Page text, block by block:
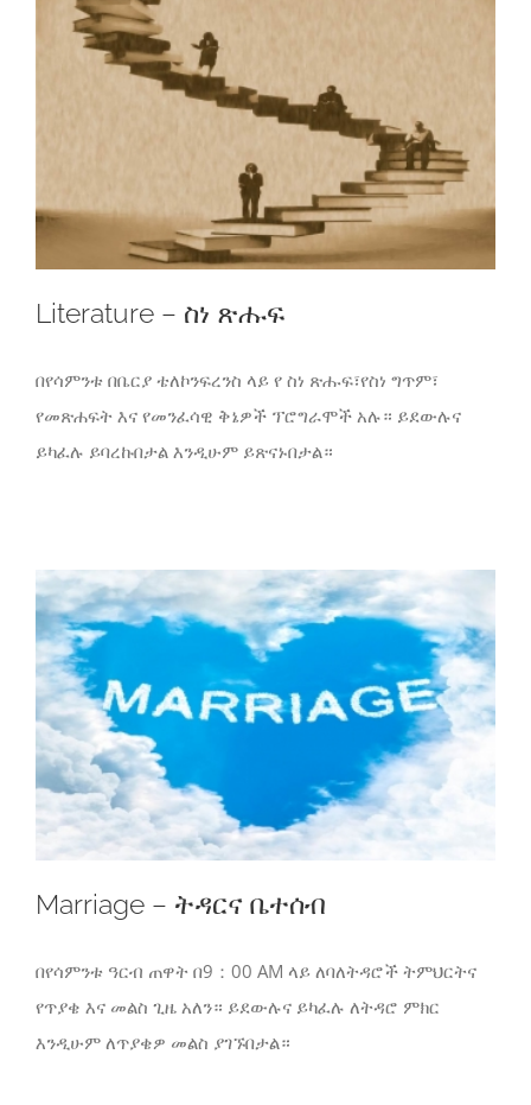
Literature – ስነ ጽሑፍ
በየሳምንቱ በቤርያ ቴለኮንፍረንስ ላይ የ ስነ ጽሑፍ፣የስነ ግጥም፣
የመጽሐፍት እና የመንፈሳዊ ቅኔዎች ፕሮግራሞች አሉ። ይደውሉና
ይካፈሉ ይባረኩበታል እንዲሁም ይጽናኑበታል።
Marriage – ትዳርና ቤተሰብ
በየሳምንቱ ዓርብ ጠዋት በ9：00 AM ላይ ለባለትዳሮች ትምህርትና
የጥያቄ እና መልስ ጊዜ አለን። ይደውሉና ይካፈሉ ለትዳሮ ምክር
እንዲሁም ለጥያቄዎ መልስ ያገኙበታል።